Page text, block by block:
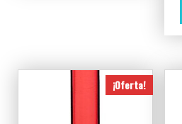
¡Oferta!